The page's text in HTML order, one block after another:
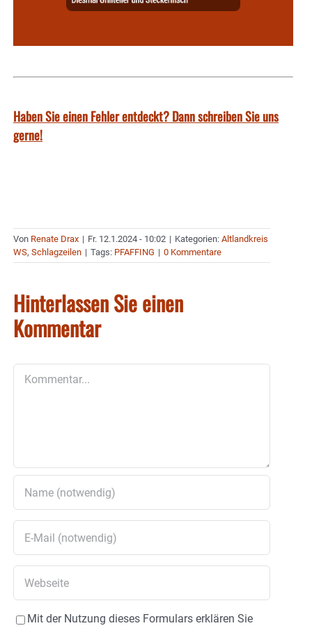
Haben Sie einen Fehler entdeckt? Dann schreiben Sie uns
gerne!
Von Renate Drax | Fr. 12.1.2024 - 10:02 | Kategorien: Altlandkreis
WS, Schlagzeilen | Tags: PFAFFING | 0 Kommentare
Hinterlassen Sie einen
Kommentar
Mit der Nutzung dieses Formulars erklären Sie